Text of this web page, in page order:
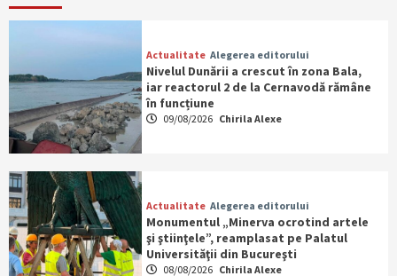
Actualitate Alegerea editorului
Nivelul Dunării a crescut în zona Bala,
iar reactorul 2 de la Cernavodă rămâne
în funcțiune
09/08/2026 Chirila Alexe
Actualitate Alegerea editorului
Monumentul „Minerva ocrotind artele
şi ştiinţele”, reamplasat pe Palatul
Universităţii din Bucureşti
08/08/2026 Chirila Alexe